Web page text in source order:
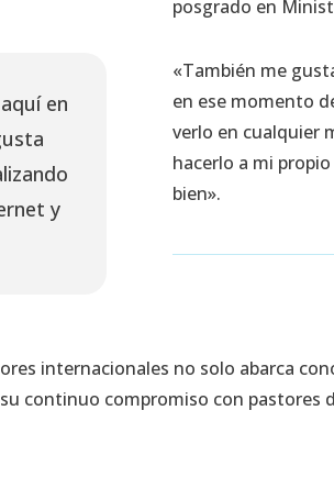
en
y
posgrado en
«También me
en ese momento
verlo en cualquier
hacerlo a mi
bien».
internacionales no solo abarca
continuo compromiso con pastores